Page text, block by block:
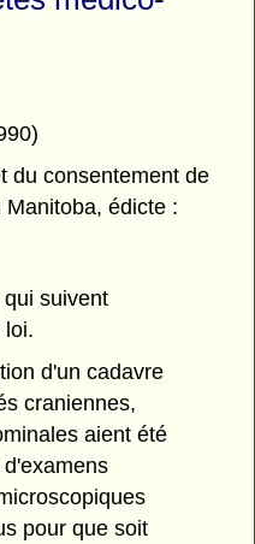
du consentement de
Manitoba, édicte :
suivent
loi.
d'un cadavre
craniennes,
aient été
pour que soit